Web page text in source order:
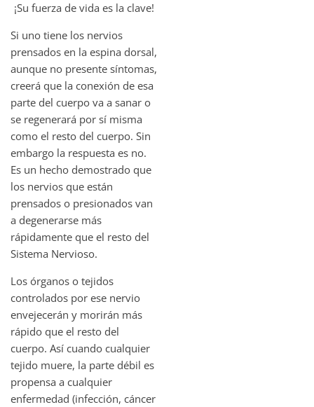
¡Su fuerza de vida es la clave!
Si uno tiene los nervios
prensados en la espina dorsal,
aunque no presente síntomas,
creerá que la conexión de esa
parte del cuerpo va a sanar o
se regenerará por sí misma
como el resto del cuerpo. Sin
embargo la respuesta es no.
Es un hecho demostrado que
los nervios que están
prensados o presionados van
a degenerarse más
rápidamente que el resto del
Sistema Nervioso.
Los órganos o tejidos
controlados por ese nervio
envejecerán y morirán más
rápido que el resto del
cuerpo. Así cuando cualquier
tejido muere, la parte débil es
propensa a cualquier
enfermedad (infección, cáncer